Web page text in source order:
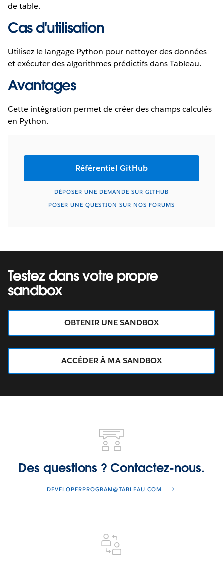
de table.
Cas d'utilisation
Utilisez le langage Python pour nettoyer des données
et exécuter des algorithmes prédictifs dans Tableau.
Avantages
Cette intégration permet de créer des champs calculés
en Python.
Référentiel GitHub
DÉPOSER UNE DEMANDE SUR GITHUB
POSER UNE QUESTION SUR NOS FORUMS
Testez dans votre propre
sandbox
OBTENIR UNE SANDBOX
ACCÉDER À MA SANDBOX
nous.
Des questions ? Contactez-nous.
DEVELOPERPROGRAM@TABLEAU.COM